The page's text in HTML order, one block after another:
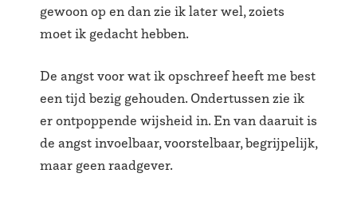
gewoon op en dan zie ik later wel, zoiets
moet ik gedacht hebben.
De angst voor wat ik opschreef heeft me best
een tijd bezig gehouden. Ondertussen zie ik
er ontpoppende wijsheid in. En van daaruit is
de angst invoelbaar, voorstelbaar, begrijpelijk,
maar geen raadgever.